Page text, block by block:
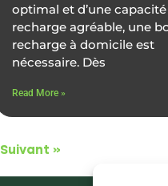
optimal et d’une
recharge agréable, une
recharge à domicile est
nécessaire. Dès
Read More »
Suivant »